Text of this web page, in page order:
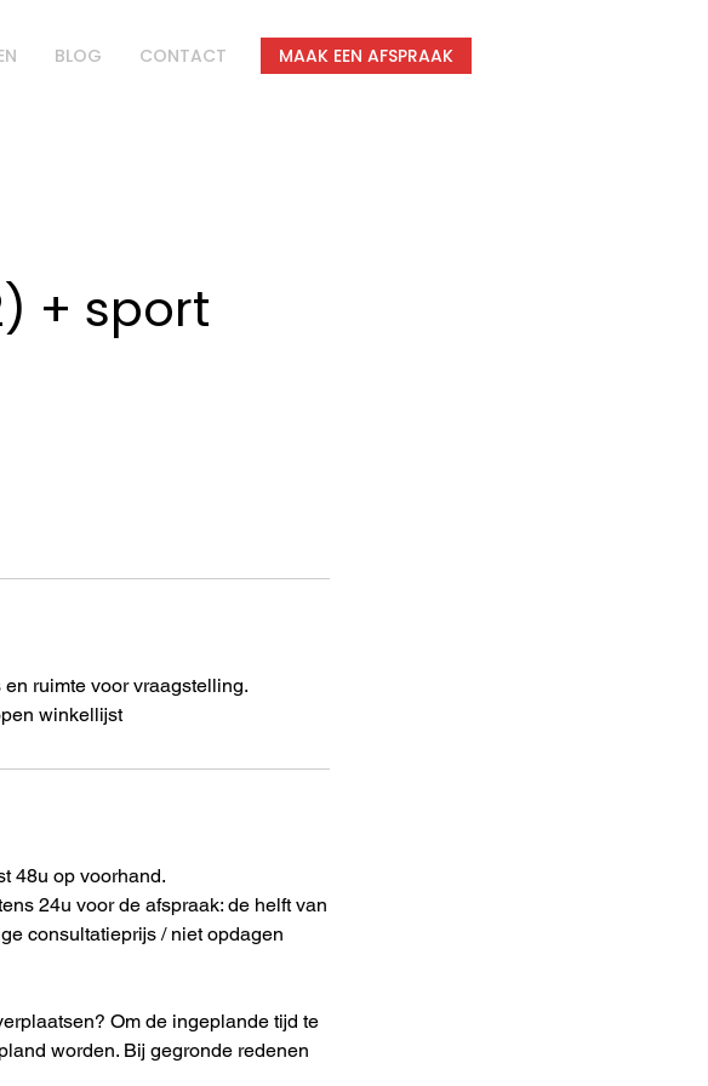
BLOG CONTACT MAAK EEN AFSPRAAK
+ sport
ruimte voor vraagstelling.
winkellijst
48u op voorhand.
24u voor de afspraak: de helft van
consultatieprijs / niet opdagen
Om de ingeplande tijd te
worden. Bij gegronde redenen